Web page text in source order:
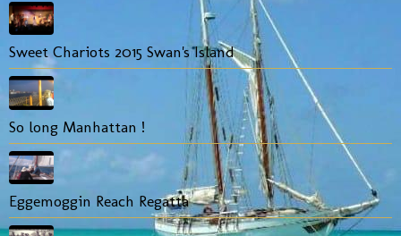
Sweet Chariots 2015 Swan's Island
So long Manhattan !
Eggemoggin Reach Regatta